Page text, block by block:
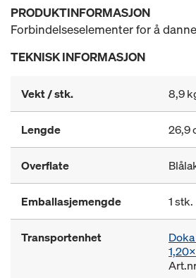
PRODUKTINFORMASJON
Forbindelseselementer for å
TEKNISK INFORMASJON
Vekt / stk. 8,9
Lengde 26,9
Overflate
Emballasjemengde 1 stk.
Transportenhet